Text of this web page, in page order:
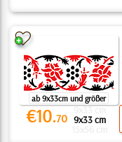
ab 9x33cm und größer
€10.70
9x33 cm
9x33 cm